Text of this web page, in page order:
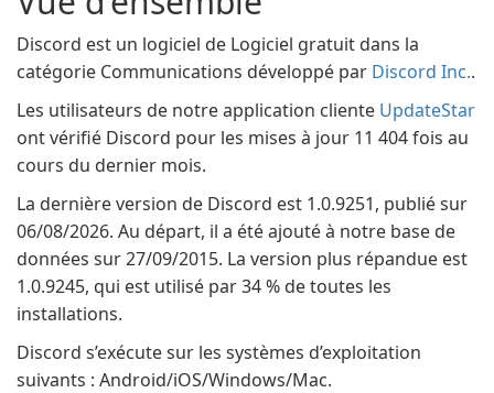
Discord est un logiciel de Logiciel gratuit dans la
catégorie Communications développé par Discord Inc..
Les utilisateurs de notre application cliente UpdateStar
ont vérifié Discord pour les mises à jour 11 404 fois au
cours du dernier mois.
La dernière version de Discord est 1.0.9251, publié sur
06/08/2026. Au départ, il a été ajouté à notre base de
données sur 27/09/2015. La version plus répandue est
1.0.9245, qui est utilisé par 34 % de toutes les
installations.
Discord s’exécute sur les systèmes d’exploitation
suivants : Android/iOS/Windows/Mac.